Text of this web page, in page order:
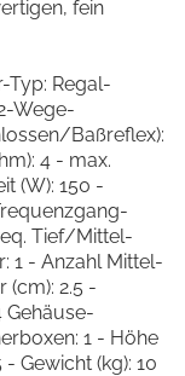
fein
Typ: Regal-
Wege-
Baßreflex):
4 - max.
(W): 150 -
Tief/Mittel-
1 - Anzahl Mittel-
(cm): 2.5 -
Gehäuse-
1 - Höhe
Gewicht (kg): 10